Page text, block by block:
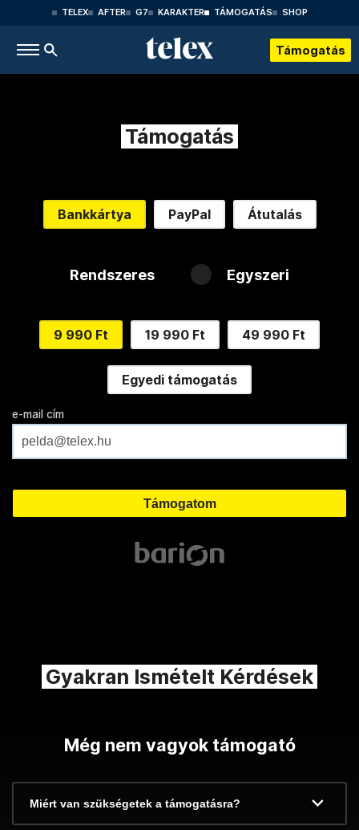
TELEX AFTER G7 KARAKTER TÁMOGATÁS SHOP
Támogatás
Támogatás
Bankkártya PayPal Átutalás
Rendszeres Egyszeri
9 990 Ft 19 990 Ft 49 990 Ft
Egyedi támogatás
e-mail cím
Gyakran Ismételt Kérdések
Még nem vagyok támogató
Miért van szükségetek a támogatásra?